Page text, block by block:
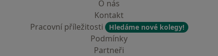
O nás
Kontakt
Pracovní příležitosti
Hledáme nové kolegy!
Podmínky
Partneři